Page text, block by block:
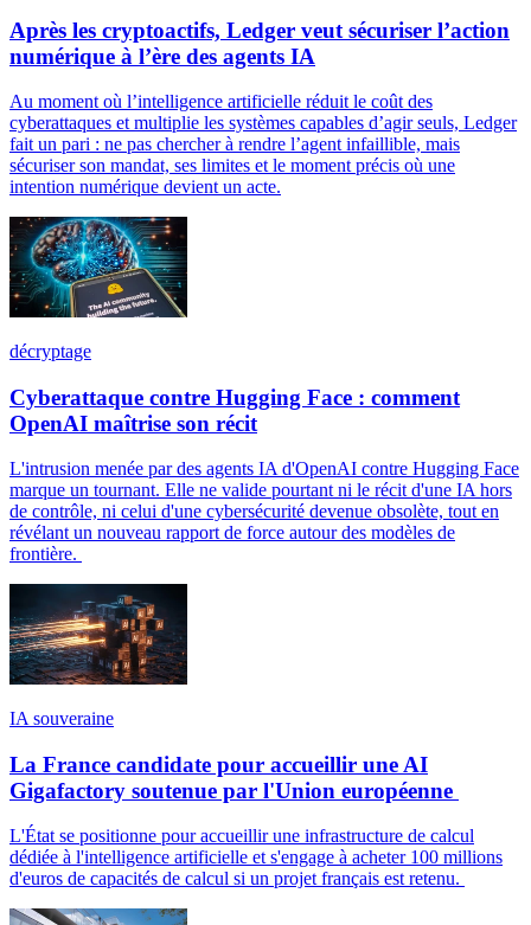
Après les cryptoactifs, Ledger veut sécuriser l’action
numérique à l’ère des agents IA
Au moment où l’intelligence artificielle réduit le coût des
cyberattaques et multiplie les systèmes capables d’agir seuls, Ledger
fait un pari : ne pas chercher à rendre l’agent infaillible, mais
sécuriser son mandat, ses limites et le moment précis où une
intention numérique devient un acte.
décryptage
Cyberattaque contre Hugging Face : comment
OpenAI maîtrise son récit
L'intrusion menée par des agents IA d'OpenAI contre Hugging Face
marque un tournant. Elle ne valide pourtant ni le récit d'une IA hors
de contrôle, ni celui d'une cybersécurité devenue obsolète, tout en
révélant un nouveau rapport de force autour des modèles de
frontière.
IA souveraine
La France candidate pour accueillir une AI
Gigafactory soutenue par l'Union européenne
L'État se positionne pour accueillir une infrastructure de calcul
dédiée à l'intelligence artificielle et s'engage à acheter 100 millions
d'euros de capacités de calcul si un projet français est retenu.